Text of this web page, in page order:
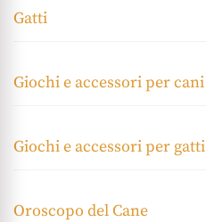
Gatti
Giochi e accessori per cani
Giochi e accessori per gatti
Oroscopo del Cane